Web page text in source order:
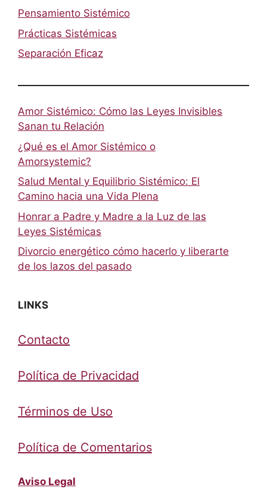
Pensamiento Sistémico
Prácticas Sistémicas
Separación Eficaz
Amor Sistémico: Cómo las Leyes Invisibles
Sanan tu Relación
¿Qué es el Amor Sistémico o
Amorsystemic?
Salud Mental y Equilibrio Sistémico: El
Camino hacia una Vida Plena
Honrar a Padre y Madre a la Luz de las
Leyes Sistémicas
Divorcio energético cómo hacerlo y liberarte
de los lazos del pasado
LINKS
Contacto
Política de Privacidad
Términos de Uso
Política de Comentarios
Aviso Legal